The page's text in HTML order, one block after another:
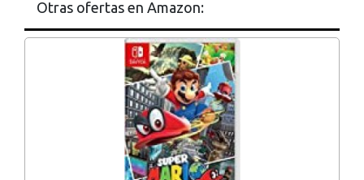
Otras ofertas en Amazon: